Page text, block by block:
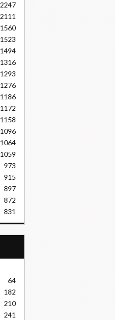
2247
2111
1560
1523
1494
1316
1293
1276
1186
1172
1158
1096
1064
1059
973
915
897
872
831
64
182
210
241